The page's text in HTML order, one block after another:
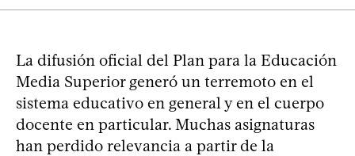
La difusión oficial del Plan para la Educación
Media Superior generó un terremoto en el
sistema educativo en general y en el cuerpo
docente en particular. Muchas asignaturas
han perdido relevancia a partir de la